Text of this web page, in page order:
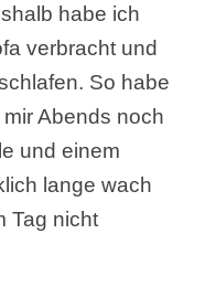
habe ich
verbracht und
So habe
Abends noch
und einem
lange wach
Tag nicht